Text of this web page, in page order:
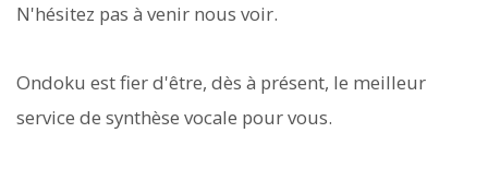
N'hésitez pas à venir nous voir.
Ondoku est fier d'être, dès à présent, le meilleur
service de synthèse vocale pour vous.